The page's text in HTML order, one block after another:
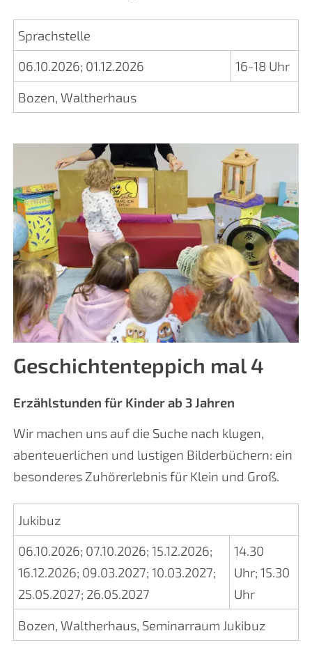
Sprachstelle
06.10.2026; 01.12.2026
16-18 Uhr
Bozen, Waltherhaus
Geschichtenteppich mal 4
Erzählstunden für Kinder ab 3 Jahren
Wir machen uns auf die Suche nach klugen,
abenteuerlichen und lustigen Bilderbüchern: ein
besonderes Zuhörerlebnis für Klein und Groß.
Jukibuz
06.10.2026; 07.10.2026; 15.12.2026;
16.12.2026; 09.03.2027; 10.03.2027;
25.05.2027; 26.05.2027
14.30
Uhr; 15.30
Uhr
Bozen, Waltherhaus, Seminarraum Jukibuz